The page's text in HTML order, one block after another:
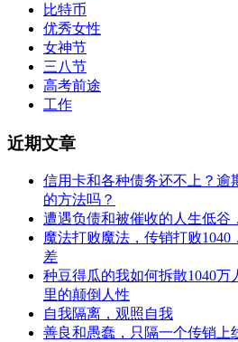
比特币
优秀女性
女神节
三八节
高考前途
工作
近期文章
信用卡和各种债务还不上？逾
的方法吗？
遭遇负债和被催收的人生低谷
魔法打败魔法，传销打败
差
种豆得瓜的我如何拆散1040万
里的颠倒人性
自我隔离，观照自我
善良和愚蠢，只隔一个传销上